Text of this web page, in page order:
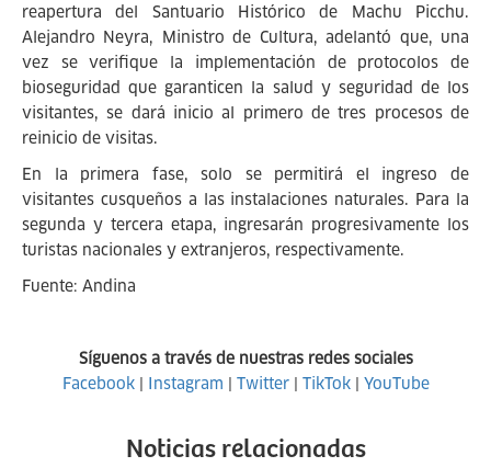
reapertura del Santuario Histórico de Machu Picchu.
Alejandro Neyra, Ministro de Cultura, adelantó que, una
vez se verifique la implementación de protocolos de
bioseguridad que garanticen la salud y seguridad de los
visitantes, se dará inicio al primero de tres procesos de
reinicio de visitas.
En la primera fase, solo se permitirá el ingreso de
visitantes cusqueños a las instalaciones naturales. Para la
segunda y tercera etapa, ingresarán progresivamente los
turistas nacionales y extranjeros, respectivamente.
Fuente: Andina
Síguenos a través de nuestras redes sociales
Facebook| Instagram | Twitter| TikTok| YouTube
Noticias relacionadas